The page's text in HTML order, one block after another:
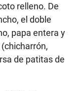
relleno. De
el doble
papa entera y
de patitas de